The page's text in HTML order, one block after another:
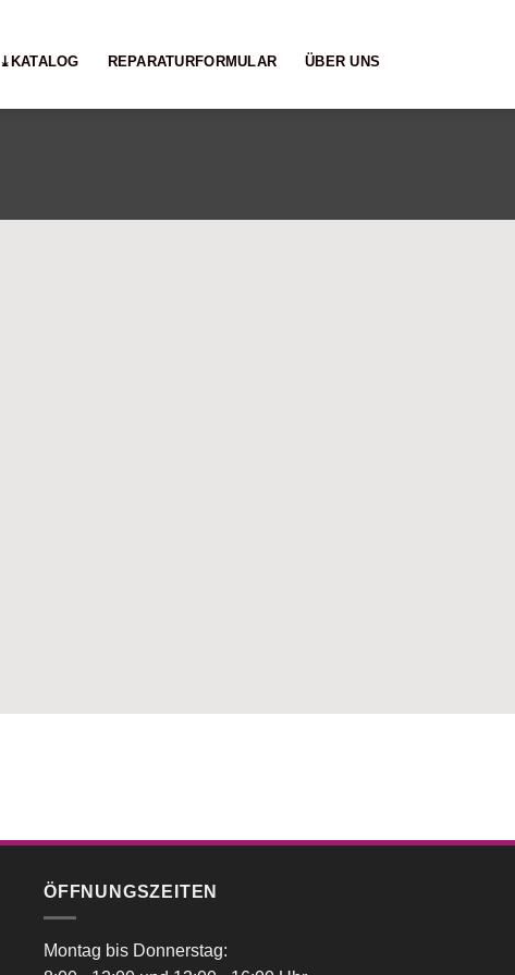
⤓KATALOG REPARATURFORMULAR ÜBER UNS
ÖFFNUNGSZEITEN
Montag bis Donnerstag: